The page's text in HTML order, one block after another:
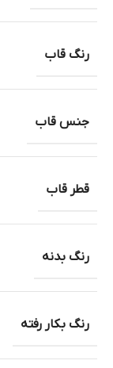
رنگ قاب
جنس قاب
قطر قاب
رنگ بدنه
رنگ بکار رفته